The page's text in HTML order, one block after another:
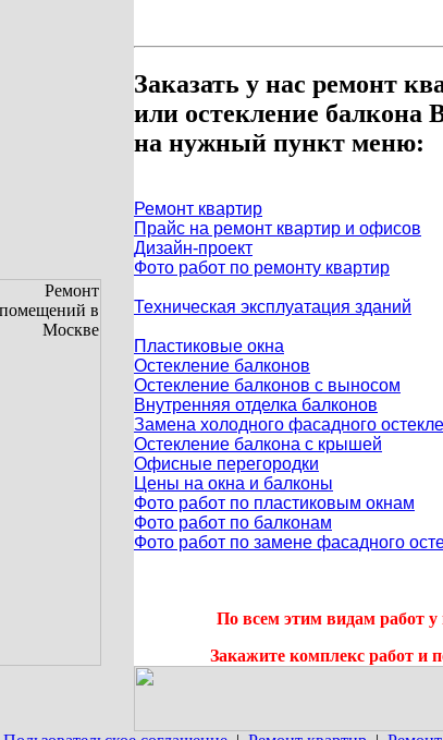
Заказать у нас ремонт
или остекление балкона
на нужный пункт меню:
Ремонт квартир
Прайс на ремонт квартир и офисов
Дизайн-проект
Фото работ по ремонту квартир
Техническая эксплуатация зданий
Пластиковые окна
Остекление балконов
Остекление балконов с выносом
Внутренняя отделка балконов
Замена холодного фасадного
Остекление балкона с крышей
Офисные перегородки
Цены на окна и балконы
Фото работ по пластиковым окнам
Фото работ по балконам
Фото работ по замене фасадного
По всем этим видам работ
Закажите комплекс работ и